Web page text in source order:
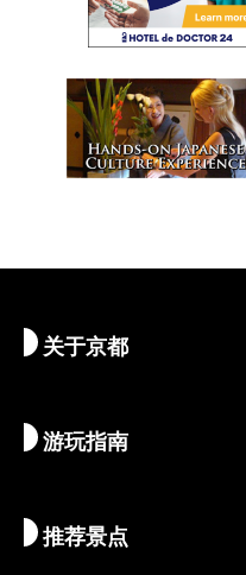
关于京都
探寻京都
季节资讯
游玩指南
旅行灵感
推荐景点